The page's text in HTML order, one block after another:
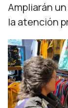
Ampliarán
la atención